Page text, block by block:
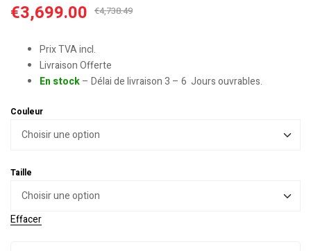
€4,738.49
€3,699.00
Prix TVA incl.
Livraison Offerte
En stock– Délai de livraison 3 – 6 Jours ouvrables.
Couleur
Taille
Effacer